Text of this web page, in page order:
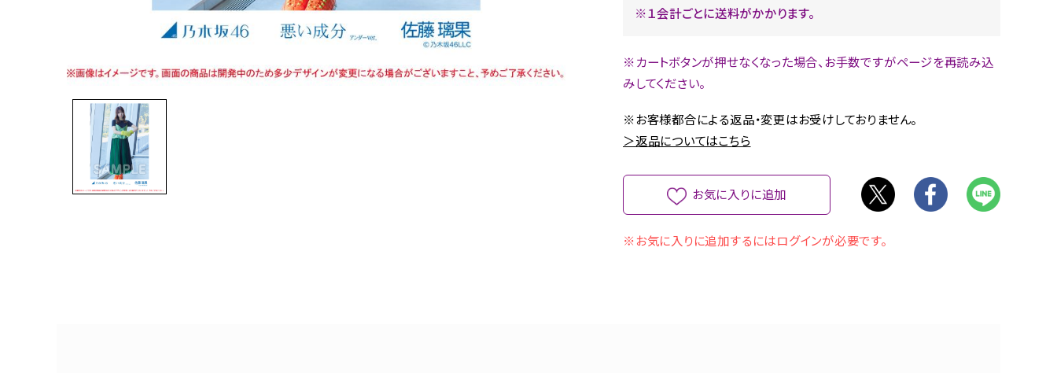
※１会計ごとに送料がかかります。
※カートボタンが押せなくなった場合、お手数ですがページを再読み込
みしてください。
※お客様都合による返品・変更はお受けしておりません。
＞返品についてはこちら
お気に入りに追加
※お気に入りに追加するにはログインが必要です。